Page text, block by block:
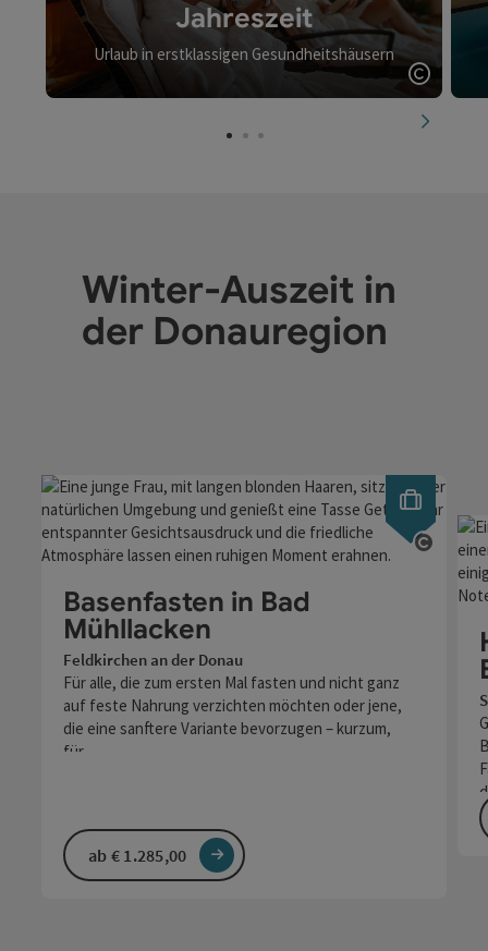
Jahreszeit
Urlaub in erstklassigen Gesundheitshäusern
Winter-Auszeit in
der Donauregion
Basenfasten in Bad
Mühllacken
Feldkirchen an der Donau
Für alle, die zum ersten Mal fasten und nicht ganz
auf feste Nahrung verzichten möchten oder jene,
die eine sanftere Variante bevorzugen – kurzum,
für…
ab € 1.285,00